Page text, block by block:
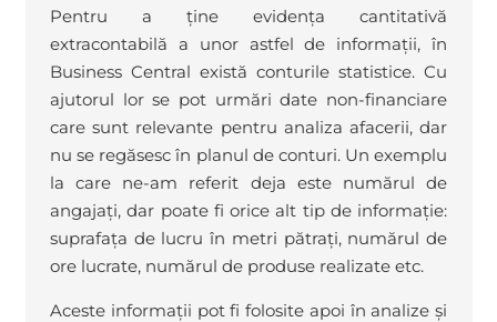
Pentru a ține evidența cantitativă
extracontabilă a unor astfel de informații, în
Business Central există conturile statistice. Cu
ajutorul lor se pot urmări date non-financiare
care sunt relevante pentru analiza afacerii, dar
nu se regăsesc în planul de conturi. Un exemplu
la care ne-am referit deja este numărul de
angajați, dar poate fi orice alt tip de informație:
suprafața de lucru în metri pătrați, numărul de
ore lucrate, numărul de produse realizate etc.
Aceste informații pot fi folosite apoi în analize și